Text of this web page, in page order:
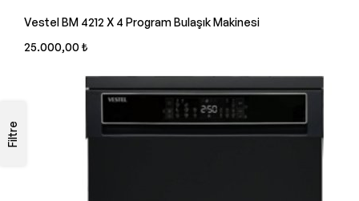
Vestel BM 4212 X 4 Program Bulaşık Makinesi
25.000,00 ₺
Filtre